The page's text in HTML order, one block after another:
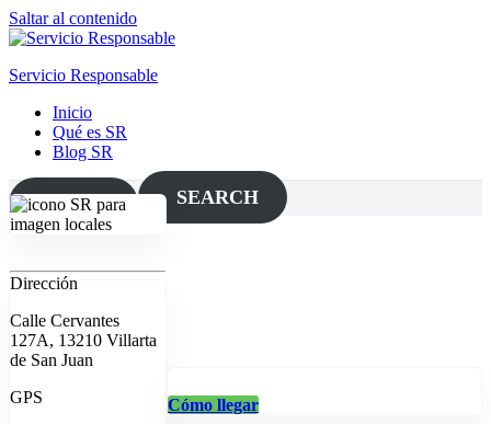
Saltar al contenido
Servicio Responsable
Inicio
Qué es SR
Blog SR
MAP SEARCH
Dirección
Calle Cervantes
127A, 13210 Villarta
de San Juan
GPS
Cómo llegar